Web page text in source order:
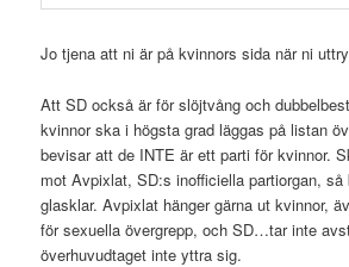
Jo tjena att ni är på kvinnors sida när ni
Att SD också är för slöjtvång och
kvinnor ska i högsta grad läggas på listan
bevisar att de INTE är ett parti för kvinnor.
mot Avpixlat, SD:s inofficiella partiorgan,
glasklar. Avpixlat hänger gärna ut kvinnor,
för sexuella övergrepp, och SD…tar inte
överhuvudtaget inte yttra sig.